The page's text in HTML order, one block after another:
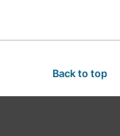
Back to top